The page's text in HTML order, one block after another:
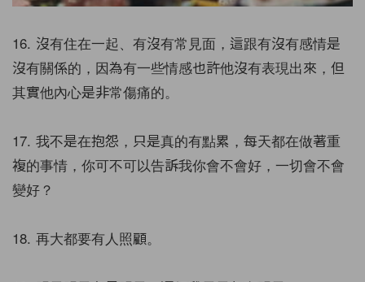
16. 沒有住在一起、有沒有常見面，這跟有沒有感情是
沒有關係的，因為有一些情感也許他沒有表現出來，但
其實他內心是非常傷痛的。
17. 我不是在抱怨，只是真的有點累，每天都在做著重
複的事情，你可不可以告訴我你會不會好，一切會不會
變好？
18. 再大都要有人照顧。